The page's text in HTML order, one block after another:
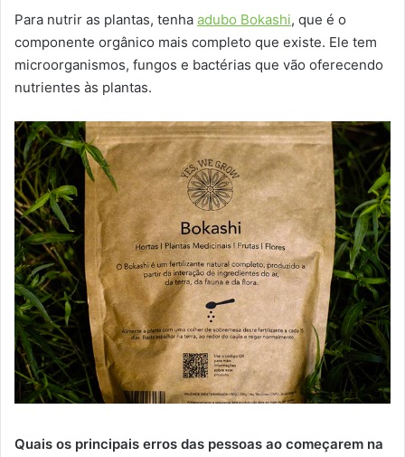
Para nutrir as plantas, tenha adubo Bokashi, que é o
componente orgânico mais completo que existe. Ele tem
microorganismos, fungos e bactérias que vão oferecendo
nutrientes às plantas.
Quais os principais erros das pessoas ao começarem na